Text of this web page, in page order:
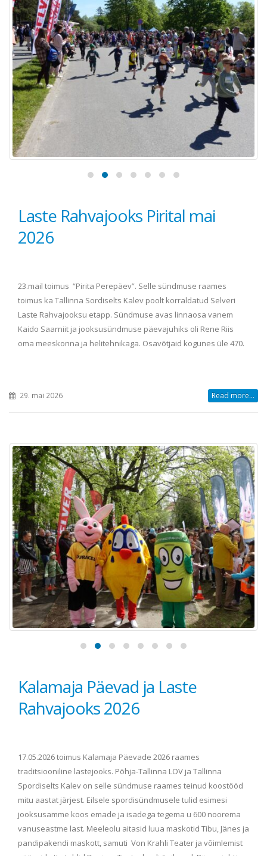
Laste Rahvajooks Pirital mai
2026
23.mail toimus “Pirita Perepäev”. Selle sündmuse raames
toimus ka Tallinna Sordiselts Kalev poolt korraldatud Selveri
Laste Rahvajooksu etapp. Sündmuse avas linnaosa vanem
Kaido Saarniit ja jooksusündmuse päevajuhiks oli Rene Riis
oma meeskonna ja helitehnikaga. Osavõtjaid kogunes üle 470.
29. mai 2026 Read more...
Kalamaja Päevad ja Laste
Rahvajooks 2026
17.05.2026 toimus Kalamaja Päevade 2026 raames
traditsiooniline lastejooks. Põhja-Tallinna LOV ja Tallinna
Spordiselts Kalev on selle sündmuse raames teinud koostööd
mitu aastat järjest. Eilsele spordisündmusele tulid esimesi
jooksusamme koos emade ja isadega tegema u 600 noorema
vanuseastme last. Meeleolu aitasid luua maskotid Tibu, Jänes ja
pandipakendi maskott, samuti Von Krahli Teater ja võimlemist